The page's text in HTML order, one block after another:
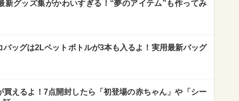
新グッズ集がかわいすぎる！“夢のアイテム”も作ってみ
バッグは2Lペットボトルが3本も入るよ！実用最新バッグ
買えるよ！7点開封したら「初登場の赤ちゃん」や「シー